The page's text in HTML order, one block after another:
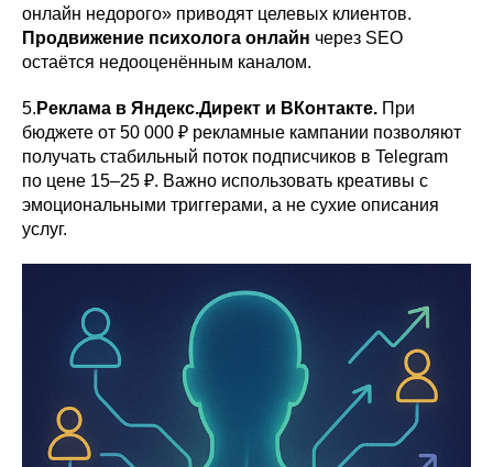
онлайн недорого» приводят целевых клиентов.
Продвижение психолога онлайн через SEO
остаётся недооценённым каналом.
5. Реклама в Яндекс.Директ и ВКонтакте. При
бюджете от 50 000 ₽ рекламные кампании позволяют
получать стабильный поток подписчиков в Telegram
по цене 15–25 ₽. Важно использовать креативы с
эмоциональными триггерами, а не сухие описания
услуг.